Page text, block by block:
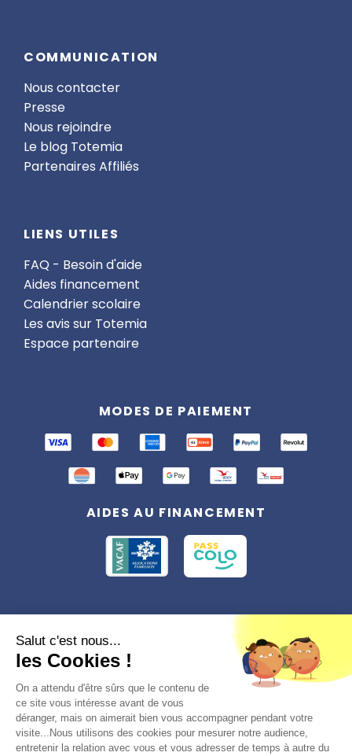
COMMUNICATION
Nous contacter
Presse
Nous rejoindre
Le blog Totemia
Partenaires Affiliés
LIENS UTILES
FAQ - Besoin d'aide
Aides financement
Calendrier scolaire
Les avis sur Totemia
Espace partenaire
MODES DE PAIEMENT
AIDES AU FINANCEMENT
Conformément à la réglementation applicable en matière de données
personnelles, vous disposez d'un droit d'accès, de rectification et
d'effacement, du droit à la limitation du traitement des données vous
concernant. Vous pouvez consulter
notre politique de confidentialité
Préférences des cookies >
Salut c'est nous...
les Cookies !
On a attendu d'être sûrs que le contenu de
ce site vous intéresse avant de vous
déranger, mais on aimerait bien vous accompagner pendant votre
visite...Nous utilisons des cookies pour mesurer notre audience,
entretenir la relation avec vous et vous adresser de temps à autre du